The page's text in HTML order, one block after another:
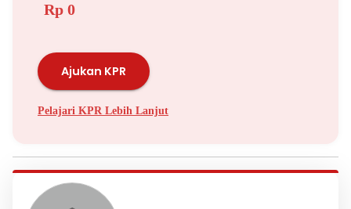
Rp 0
Ajukan KPR
Pelajari KPR Lebih Lanjut